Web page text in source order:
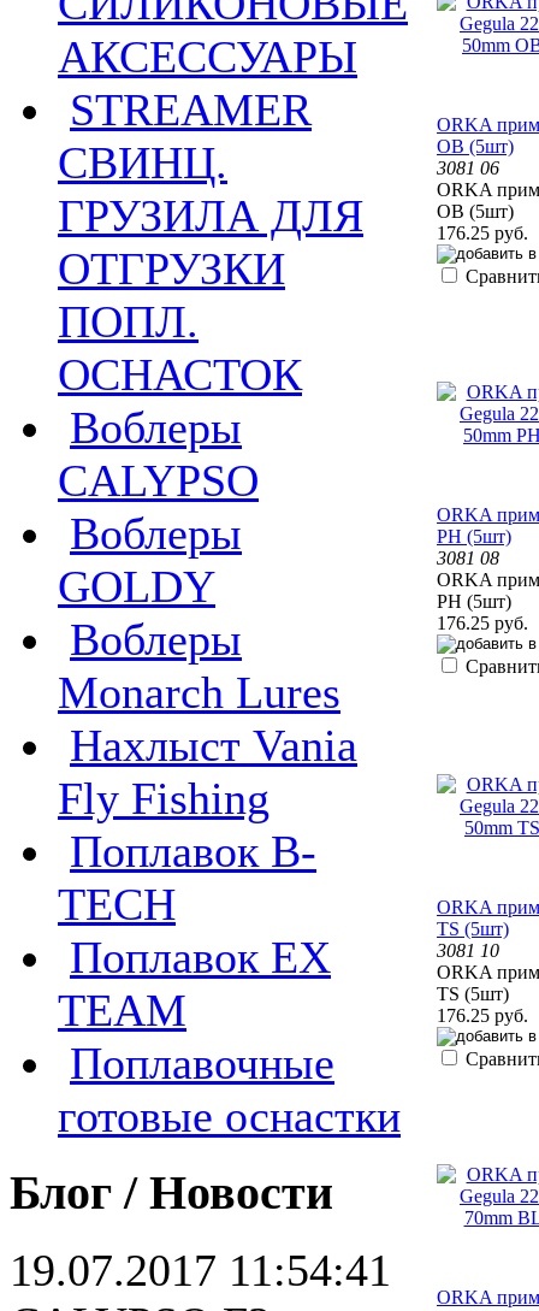
АКСЕССУАРЫ
STREAMER
СВИНЦ.
ГРУЗИЛА ДЛЯ
ОТГРУЗКИ
ПОПЛ.
ОСНАСТОК
Воблеры
CALYPSO
Воблеры
GOLDY
Воблеры
Monarch Lures
Нахлыст Vania
Fly Fishing
Поплавок B-
TECH
Поплавок EX
TEAM
Поплавочные
готовые оснастки
Блог / Новости
19.07.2017 11:54:41
ORKA
OB (5шт)
3081 06
ORKA
OB (5шт)
176.25 руб.
ORKA
PH (5шт)
3081 08
ORKA
PH (5шт)
176.25 руб.
ORKA
TS (5шт)
3081 10
ORKA
TS (5шт)
176.25 руб.
ORKA